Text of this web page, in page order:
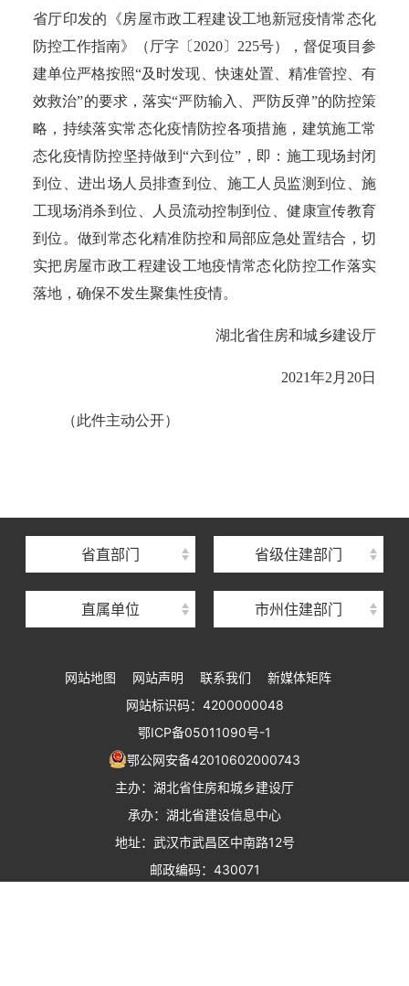
省厅印发的《房屋市政工程建设工地新冠疫情常态化
防控工作指南》（厅字〔 2020〕225号），督促项目参
建单位严格按照“及时发现、快速处置、精准管控、有
效救治”的要求，落实“严防输入、严防反弹”的防控策
略，持续落实常态化疫情防控各项措施，建筑施工常
态化疫情防控坚持做到“六到位”，即：施工现场封闭
到位、进出场人员排查到位、施工人员监测到位、施
工现场消杀到位、人员流动控制到位、健康宣传教育
到位。做到常态化精准防控和局部应急处置结合，切
实把房屋市政工程建设工地疫情常态化防控工作落实
落地，确保不发生聚集性疫情。
湖北省住房和城乡建设厅
2021年2月20日
（此件主动公开）
省直部门 省级住建部门
直属单位
湖北省住房保障中心
湖北省建设工程质量安全监督总站
湖北省建设工程标准定额管理总站
湖北省住建厅执业资格注册中心
湖北省城乡建设发展中心
湖北城市建设职业技术学院
市州住建部门
网站地图 网站声明 联系我们
新媒体矩阵
网站标识码：4200000048
鄂ICP备05011090号-1
鄂公网安备42010602000743
主办：湖北省住房和城乡建设厅
承办：湖北省建设信息中心
地址：武汉市武昌区中南路12号
邮政编码：430071